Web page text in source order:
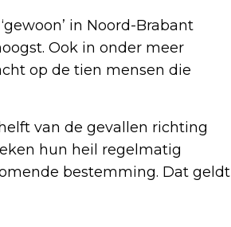
in Noord-Brabant
Ook in onder meer
op de tien mensen die
van de gevallen richting
hun heil regelmatig
bestemming. Dat geldt